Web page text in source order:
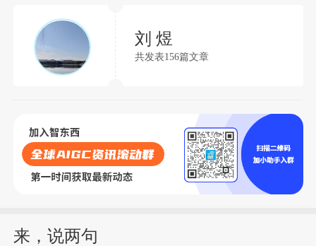
刘 煜
共发表156篇文章
来，说两句